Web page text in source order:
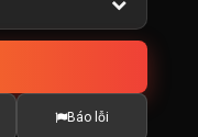
Báo lỗi